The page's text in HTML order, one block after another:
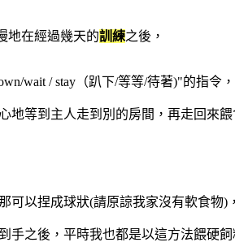
地在經過幾天的訓練之後，
wait / stay（趴下/等等/待著)"的指令，
地等到主人走到別的房間，再走回來餵
可以捏成球狀(請原諒我家沒有軟食物)
手之後，平時我也都是以這方法餵硬飼